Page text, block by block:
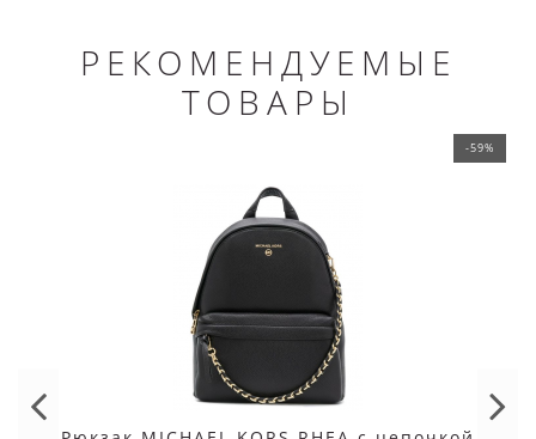
РЕКОМЕНДУЕМЫЕ
ТОВАРЫ
-59%